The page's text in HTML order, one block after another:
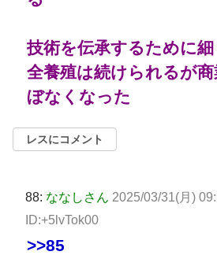
技術を伝承するために
全養殖は続けられるが
ぼなくなった
レスにコメント
88: ななしさん 2025/03/31(月)
ID:+5lvTok00
>>85